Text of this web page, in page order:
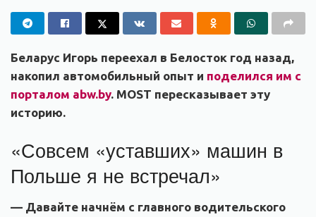
Беларус Игорь переехал в Белосток год назад,
накопил автомобильный опыт и поделился им с
порталом abw.by. MOST пересказывает эту
историю.
«Совсем «уставших» машин в
Польше я не встречал»
— Давайте начнём с главного водительского